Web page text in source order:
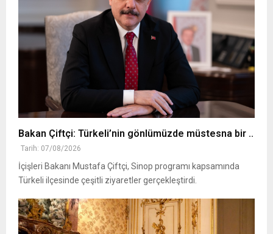
Bakan Çiftçi: Türkeli’nin gönlümüzde müstesna bir ..
Tarih: 07/08/2026
İçişleri Bakanı Mustafa Çiftçi, Sinop programı kapsamında
Türkeli ilçesinde çeşitli ziyaretler gerçekleştirdi.